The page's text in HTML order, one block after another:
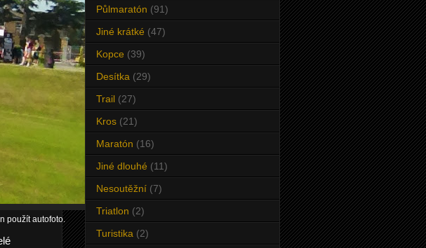
použít autofoto.
Půlmaratón (91)
Jiné krátké (47)
Kopce (39)
Desítka (29)
Trail (27)
Kros (21)
Maratón (16)
Jiné dlouhé (11)
Nesoutěžní (7)
Triatlon (2)
Turistika (2)